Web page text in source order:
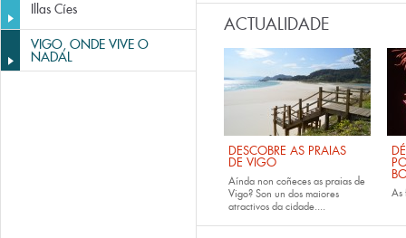
Illas Cíes
VIGO, ONDE VIVE O
NADAL
ACTUALIDADE
DESCOBRE AS PRAIAS
DE VIGO
Aínda non coñeces as praias de
Vigo? Son un dos maiores
atractivos da cidade....
As